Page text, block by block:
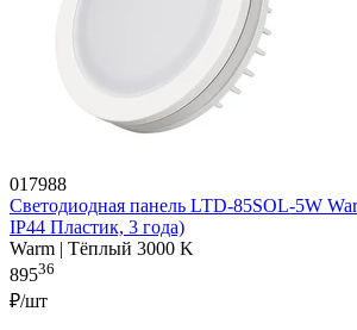
017988
Светодиодная панель LTD-85SOL-5W
IP44 Пластик, 3 года)
Warm | Тёплый 3000 K
89536
₽/шт